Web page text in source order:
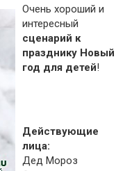
Очень хороший и
интересный
сценарий к
празднику Новый
год для детей!
Действующие
лица:
Дед Мороз